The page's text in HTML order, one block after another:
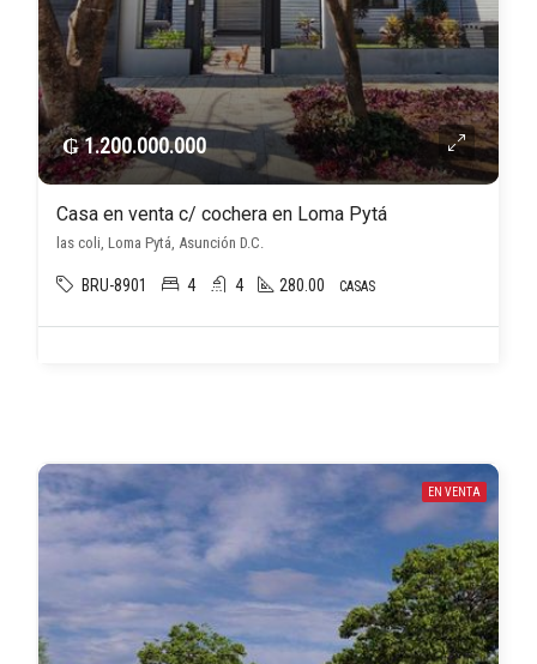
₲ 1.200.000.000
Casa en venta c/ cochera en Loma Pytá
las coli, Loma Pytá, Asunción D.C.
BRU-8901 4 4 280.00 CASAS
EN VENTA